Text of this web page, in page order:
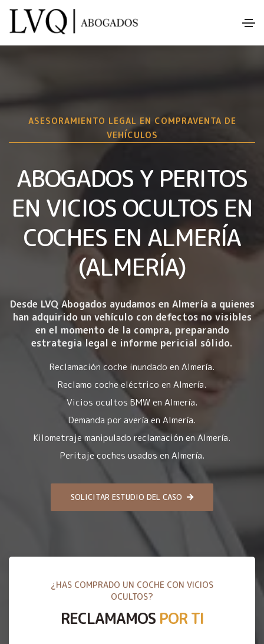
ASESORAMIENTO LEGAL EN COMPRAVENTA DE
VEHÍCULOS
ABOGADOS Y PERITOS
EN VICIOS OCULTOS EN
COCHES EN ALMERÍA
(ALMERÍA)
Desde LVQ Abogados ayudamos en Almería a quienes
han adquirido un vehículo con defectos no visibles
en el momento de la compra, preparando
estrategia legal e informe pericial sólido.
Reclamación coche inundado en Almería.
Reclamo coche eléctrico en Almería.
Vicios ocultos BMW en Almería.
Demanda por avería en Almería.
Kilometraje manipulado reclamación en Almería.
Peritaje coches usados en Almería.
SOLICITAR ESTUDIO DEL CASO
¿HAS COMPRADO UN COCHE CON VICIOS
OCULTOS?
RECLAMAMOS POR TI